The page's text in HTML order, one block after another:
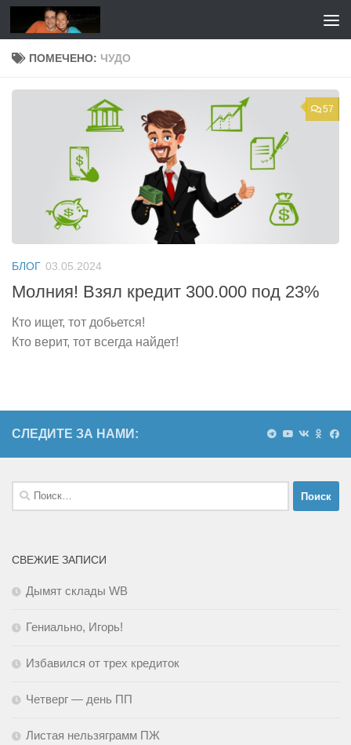
Перейти к содержимому
ПОМЕЧЕНО: ЧУДО
57
БЛОГ 03.05.2024
Молния! Взял кредит 300.000 под 23%
Кто ищет, тот добьется!
Кто верит, тот всегда найдет!
СЛЕДИТЕ ЗА НАМИ:
Найти:
СВЕЖИЕ ЗАПИСИ
Дымят склады WB
Гениально, Игорь!
Избавился от трех кредиток
Четверг — день ПП
Листая нельзяграмм ПЖ